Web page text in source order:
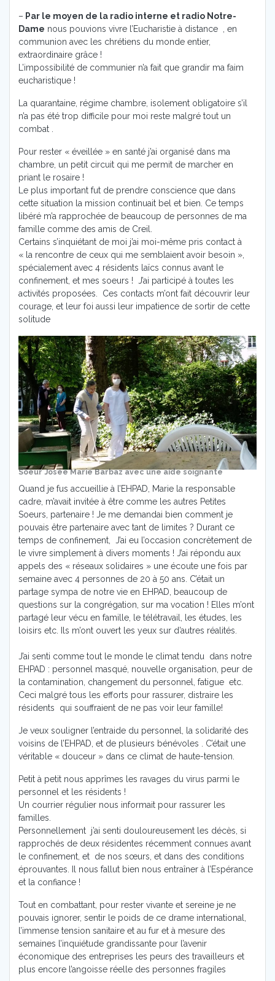
– Par le moyen de la radio interne et radio Notre-
Dame nous pouvions vivre l’Eucharistie à distance , en
communion avec les chrétiens du monde entier,
extraordinaire grâce !
L’impossibilité de communier n’a fait que grandir ma faim
eucharistique !
La quarantaine, régime chambre, isolement obligatoire s’il
n’a pas été trop difficile pour moi reste malgré tout un
combat .
Pour rester « éveillée » en santé j’ai organisé dans ma
chambre, un petit circuit qui me permit de marcher en
priant le rosaire !
Le plus important fut de prendre conscience que dans
cette situation la mission continuait bel et bien. Ce temps
libéré m’a rapprochée de beaucoup de personnes de ma
famille comme des amis de Creil.
Certains s’inquiétant de moi j’ai moi-même pris contact à
« la rencontre de ceux qui me semblaient avoir besoin »,
spécialement avec 4 résidents laïcs connus avant le
confinement, et mes soeurs ! J’ai participé à toutes les
activités proposées. Ces contacts m’ont fait découvrir leur
courage, et leur foi aussi leur impatience de sortir de cette
solitude
Soeur Josée Marie Barbaz avec une aide soignante
Quand je fus accueillie à l’EHPAD, Marie la responsable
cadre, m’avait invitée à être comme les autres Petites
Soeurs, partenaire ! Je me demandai bien comment je
pouvais être partenaire avec tant de limites ? Durant ce
temps de confinement, J’ai eu l’occasion concrètement de
le vivre simplement à divers moments ! J’ai répondu aux
appels des « réseaux solidaires » une écoute une fois par
semaine avec 4 personnes de 20 à 50 ans. C’était un
partage sympa de notre vie en EHPAD, beaucoup de
questions sur la congrégation, sur ma vocation ! Elles m’ont
partagé leur vécu en famille, le télétravail, les études, les
loisirs etc. Ils m’ont ouvert les yeux sur d’autres réalités.
J’ai senti comme tout le monde le climat tendu dans notre
EHPAD : personnel masqué, nouvelle organisation, peur de
la contamination, changement du personnel, fatigue etc.
Ceci malgré tous les efforts pour rassurer, distraire les
résidents qui souffraient de ne pas voir leur famille!
Je veux souligner l’entraide du personnel, la solidarité des
voisins de l’EHPAD, et de plusieurs bénévoles . C’était une
véritable « douceur » dans ce climat de haute-tension.
Petit à petit nous apprîmes les ravages du virus parmi le
personnel et les résidents !
Un courrier régulier nous informait pour rassurer les
familles.
Personnellement j’ai senti douloureusement les décès, si
rapprochés de deux résidentes récemment connues avant
le confinement, et de nos sœurs, et dans des conditions
éprouvantes. Il nous fallut bien nous entraîner à l’Espérance
et la confiance !
Tout en combattant, pour rester vivante et sereine je ne
pouvais ignorer, sentir le poids de ce drame international,
l’immense tension sanitaire et au fur et à mesure des
semaines l’inquiétude grandissante pour l’avenir
économique des entreprises les peurs des travailleurs et
plus encore l’angoisse réelle des personnes fragiles